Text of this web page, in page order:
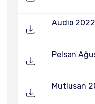
Audio
Pelsan
Mutlusan